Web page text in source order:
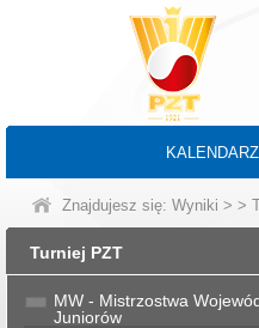
KALENDARZ
Znajdujesz się: Wyniki > >
Turniej PZT
MW - Mistrzostwa
Juniorów